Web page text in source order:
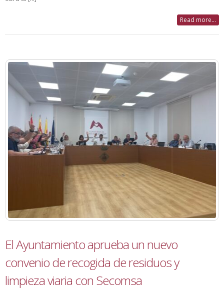
Read more...
El Ayuntamiento aprueba un nuevo
convenio de recogida de residuos y
limpieza viaria con Secomsa